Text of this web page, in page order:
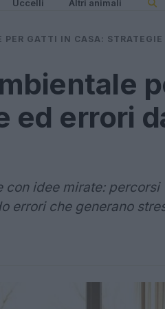
Uccelli Altri animali
GATTI IN CASA: STRATEGIE
ed errori
con idee mirate:
errori che generano